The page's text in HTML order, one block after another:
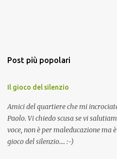
Post più popolari
Il gioco del silenzio
Amici del quartiere che mi
Paolo. Vi chiedo scusa se vi
voce, non è per maleducazione ma
gioco del silenzio.... :-)